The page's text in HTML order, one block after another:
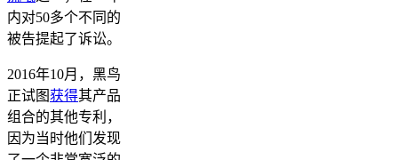
内对50多个不同的
被告提起了诉讼。
2016年10月，黑鸟
正试图获得其产品
组合的其他专利，
因为当时他们发现